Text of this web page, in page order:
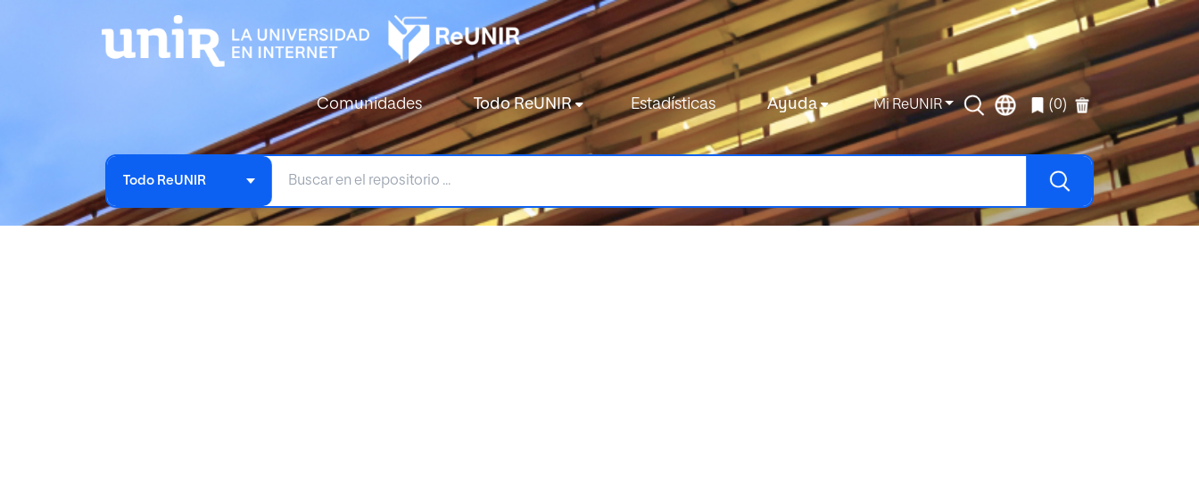
Comunidades Todo ReUNIR Estadísticas Ayuda Mi ReUNIR (0)
Todo ReUNIR